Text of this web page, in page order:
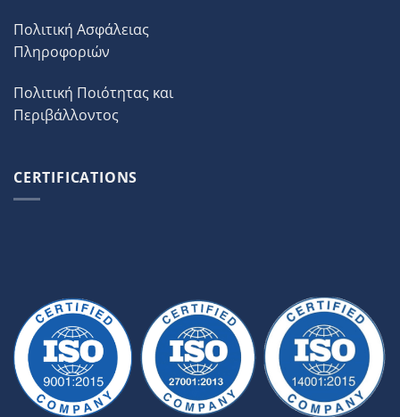
Πολιτική Ασφάλειας
Πληροφοριών
Πολιτική Ποιότητας και
Περιβάλλοντος
CERTIFICATIONS